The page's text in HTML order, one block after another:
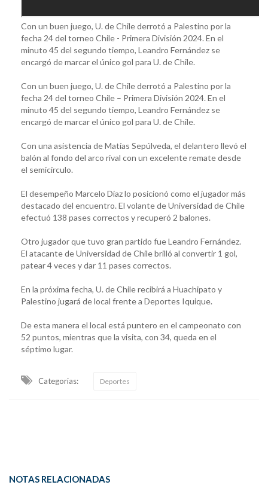
Con un buen juego, U. de Chile derrotó a Palestino por la
fecha 24 del torneo Chile - Primera División 2024. En el
minuto 45 del segundo tiempo, Leandro Fernández se
encargó de marcar el único gol para U. de Chile.
Con un buen juego, U. de Chile derrotó a Palestino por la
fecha 24 del torneo Chile – Primera División 2024. En el
minuto 45 del segundo tiempo, Leandro Fernández se
encargó de marcar el único gol para U. de Chile.
Con una asistencia de Matías Sepúlveda, el delantero llevó el
balón al fondo del arco rival con un excelente remate desde
el semicírculo.
El desempeño Marcelo Díaz lo posicionó como el jugador más
destacado del encuentro. El volante de Universidad de Chile
efectuó 138 pases correctos y recuperó 2 balones.
Otro jugador que tuvo gran partido fue Leandro Fernández.
El atacante de Universidad de Chile brilló al convertir 1 gol,
patear 4 veces y dar 11 pases correctos.
En la próxima fecha, U. de Chile recibirá a Huachipato y
Palestino jugará de local frente a Deportes Iquique.
De esta manera el local está puntero en el campeonato con
52 puntos, mientras que la visita, con 34, queda en el
séptimo lugar.
Categorias: Deportes
NOTAS RELACIONADAS